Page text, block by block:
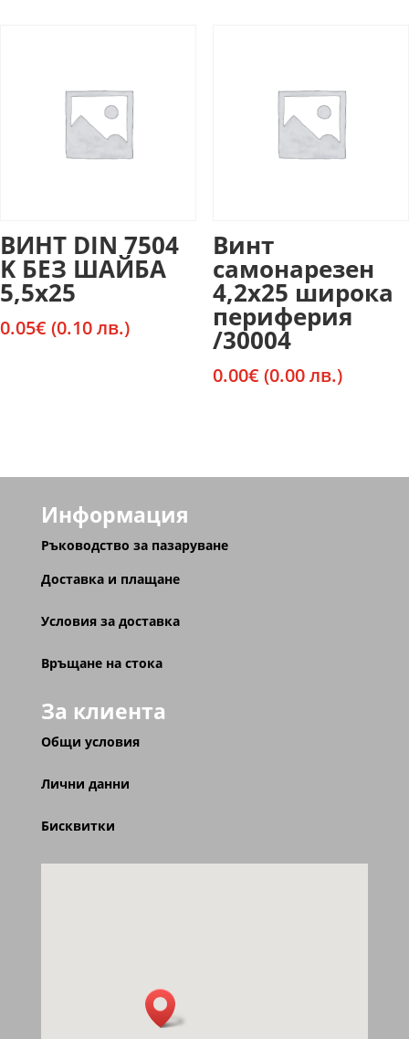
ВИНТ DIN 7504
K БЕЗ ШАЙБА
5,5х25
0.05€ (0.10 лв.)
Винт
самонарезен
4,2х25 широка
периферия
/30004
0.00€ (0.00 лв.)
Информация
Ръководство за пазаруване
Доставка и плащане
Условия за доставка
Връщане на стока
За клиента
Общи условия
Лични данни
Бисквитки